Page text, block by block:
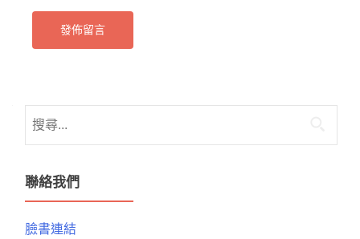
尋
鍵
字:
聯絡我們
臉書連結